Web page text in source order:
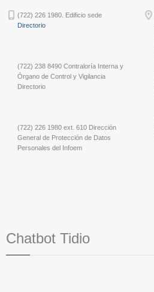
(722) 226 1980. Edificio sede
Directorio
(722) 238 8490 Contraloría Interna y
Órgano de Control y Vigilancia
Directorio
(722) 226 1980 ext. 610 Dirección
General de Protección de Datos
Personales del Infoem
Chatbot Tidio